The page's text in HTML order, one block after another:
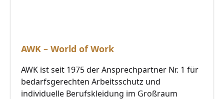
AWK – World of Work
AWK ist seit 1975 der Ansprechpartner Nr. 1 für
bedarfsgerechten Arbeitsschutz und
individuelle Berufskleidung im Großraum